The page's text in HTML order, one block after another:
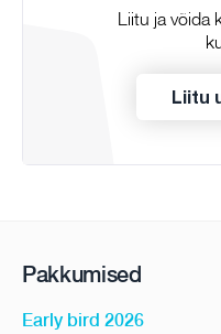
Liitu ja võida
Liitu
Pakkumised
Early bird 2026